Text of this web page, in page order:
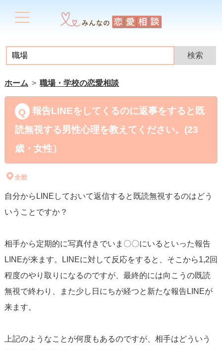
ホーム 職場・学校の恋愛相談
報告LINEをしてくるのに返事をすると既
読無視する男性心理を教えてください。(23
歳・女性）
全般
自分からLINEしておいて返信すると既読無視するのはどう
いうことですか？
相手から定期的に写真付きでいま〇〇にいるといった報告
LINEが来ます。LINEに対して反応をすると、そこから1,2回
程度のやり取りになるのですが、最終的には向こうの既読
無視で終わり、また少し日にちが経つと新たな報告LINEが
来ます。
上記のようなことが何度もあるのですが、相手はどういう